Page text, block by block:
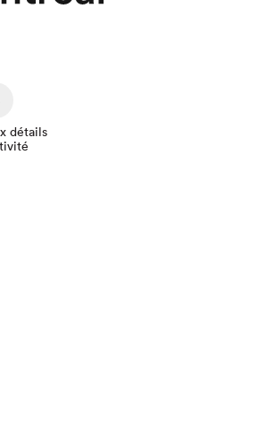
détails